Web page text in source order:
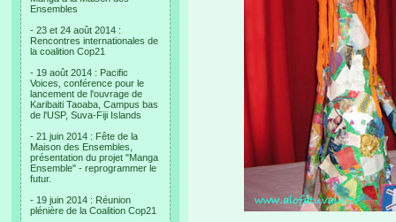
Ensembles
- 23 et 24 août 2014 :
Rencontres internationales de
la coalition Cop21
- 19 août 2014 : Pacific
Voices, conférence pour le
lancement de l'ouvrage de
Karibaiti Taoaba, Campus bas
de l'USP, Suva-Fiji Islands
- 21 juin 2014 : Fête de la
Maison des Ensembles,
présentation du projet "Manga
Ensemble" - reprogrammer le
futur.
- 19 juin 2014 : Réunion
plénière de la Coalition Cop21